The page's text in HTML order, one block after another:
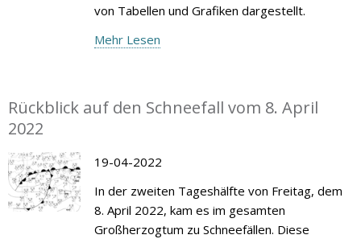
von Tabellen und Grafiken dargestellt.
Mehr Lesen
Rückblick auf den Schneefall vom 8. April
2022
19-04-2022
In der zweiten Tageshälfte von Freitag, dem
8. April 2022, kam es im gesamten
Großherzogtum zu Schneefällen. Diese